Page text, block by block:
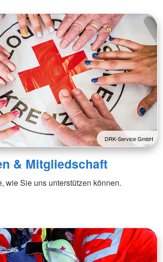
DRK-Service GmbH
& Mitgliedschaft
wie Sie uns unterstützen können.